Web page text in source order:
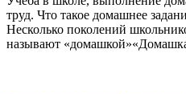
труд. Что такое домашнее
Несколько поколений
называют